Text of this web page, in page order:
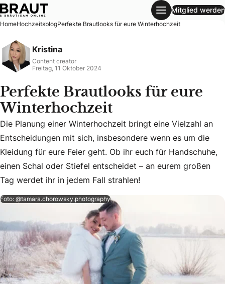
Perfekte Brautlooks für eure Winterhochzeit
Mitglied werden
HomeHochzeitsblogPerfekte Brautlooks für eure Winterhochzeit
Kristina
Content creator
Freitag, 11 Oktober 2024
Perfekte Brautlooks für eure
Winterhochzeit
Die Planung einer Winterhochzeit bringt eine Vielzahl an
Die Planung einer Winterhochzeit bringt eine Vielzahl an
Entscheidungen mit sich, insbesondere wenn es um die
Kleidung für eure Feier geht. Ob ihr euch für Handschuhe,
einen Schal oder Stiefel entscheidet – an eurem großen
Tag werdet ihr in jedem Fall strahlen!
Foto: @tamara.chorowsky.photography